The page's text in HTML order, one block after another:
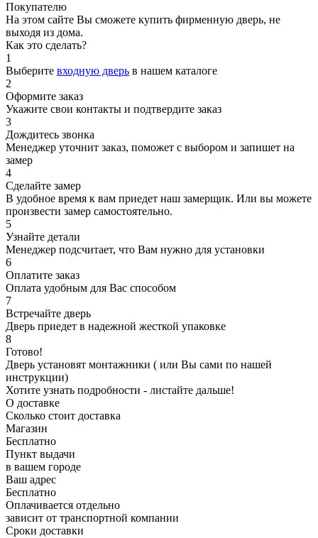
Покупателю
На этом сайте Вы сможете купить фирменную дверь, не
выходя из дома.
Как это сделать?
1
Выберите входную дверь в нашем каталоге
2
Оформите заказ
Укажите свои контакты и подтвердите заказ
3
Дождитесь звонка
Менеджер уточнит заказ, поможет с выбором и запишет на
замер
4
Сделайте замер
В удобное время к вам приедет наш замерщик. Или вы можете
произвести замер самостоятельно.
5
Узнайте детали
Менеджер подсчитает, что Вам нужно для установки
6
Оплатите заказ
Оплата удобным для Вас способом
7
Встречайте дверь
Дверь приедет в надежной жесткой упаковке
8
Готово!
Дверь установят монтажники ( или Вы сами по нашей
инструкции)
Хотите узнать подробности - листайте дальше!
О доставке
Сколько стоит доставка
Магазин
Бесплатно
Пункт выдачи
в вашем городе
Ваш адрес
Бесплатно
Оплачивается отдельно
зависит от транспортной компании
Сроки доставки